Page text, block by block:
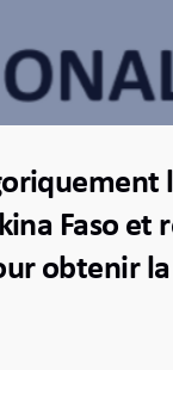
Faso
obtenir